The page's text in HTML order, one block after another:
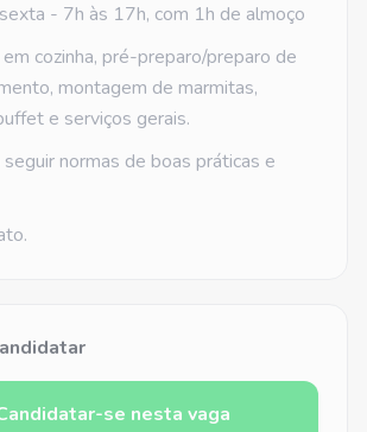
- 7h às 17h, com 1h de almoço
cozinha, pré-preparo/preparo de
montagem de marmitas,
e serviços gerais.
normas de boas práticas e
se nesta vaga